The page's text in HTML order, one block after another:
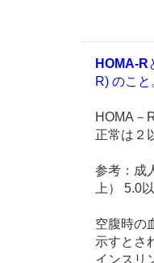
HOMA-R
R) のこと
HOMA－
正常は
参考：成
上） 5.0
空腹時の
示すとさ
インスリ